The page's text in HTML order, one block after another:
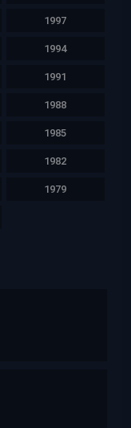
1997
1994
1991
1988
1985
1982
1979